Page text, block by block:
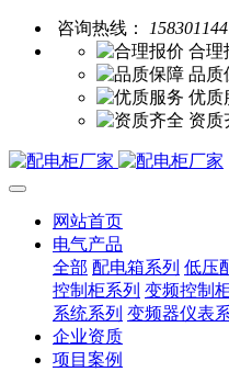
咨询热线：
合理
品质
优质
资质
网站首页
电气产品
全部 配电箱系列 低压
控制柜系列 变频控制
系统系列 变频器仪表
企业资质
项目案例